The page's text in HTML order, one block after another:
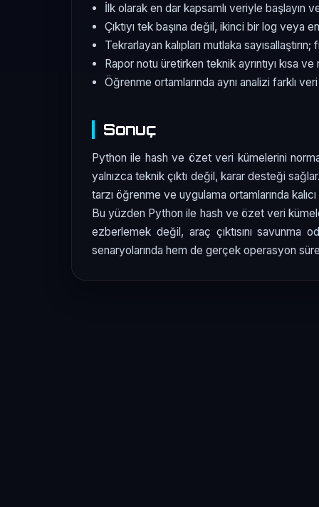
İlk olarak en dar kapsamlı veriyle başlayın
Çıktıyı tek başına değil, ikinci bir log veya
Tekrarlayan kalıpları mutlaka
Rapor notu üretirken teknik ayrıntıyı kısa
Öğrenme ortamlarında aynı analizi farklı
Sonuç
Python ile hash ve özet veri kümelerini
yalnızca teknik çıktı değil, karar desteği
tarzı öğrenme ve uygulama ortamlarında
Bu yüzden Python ile hash ve özet veri
ezberlemek değil, araç çıktısını savunma
senaryolarında hem de gerçek operasyon